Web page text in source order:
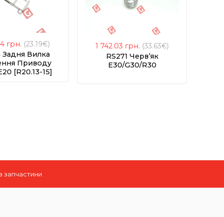
грн. (23.19€)
Задня Вилка
Приводу
[R20.13-15]
1 742.03 грн. (33.63€)
RS271 Черв’як
E30/G30/R30
запчастини